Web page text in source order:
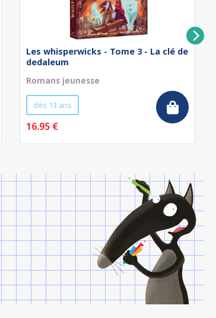
Les whisperwicks - Tome 3 - La clé de
dedaleum
Romans jeunesse
dès 13 ans
16.95 €